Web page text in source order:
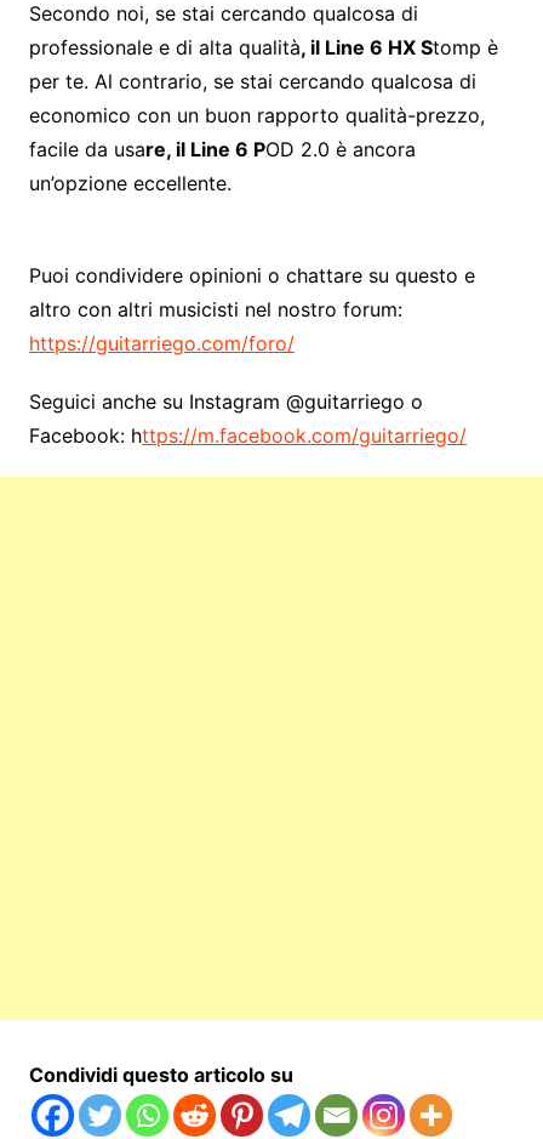
Secondo noi, se stai cercando qualcosa di
professionale e di alta qualità, il Line 6 HX Stomp è
per te. Al contrario, se stai cercando qualcosa di
economico con un buon rapporto qualità-prezzo,
facile da usare, il Line 6 POD 2.0 è ancora
un’opzione eccellente.
Puoi condividere opinioni o chattare su questo e
altro con altri musicisti nel nostro forum:
https://guitarriego.com/foro/
Seguici anche su Instagram @guitarriego o
Facebook: https://m.facebook.com/guitarriego/
Condividi questo articolo su